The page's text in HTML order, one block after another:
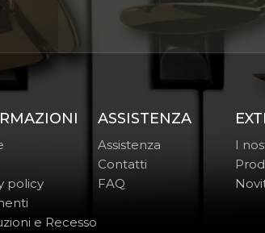
policy
e Recesso
ASSISTENZA
Assistenza
Contatti
FAQ
I